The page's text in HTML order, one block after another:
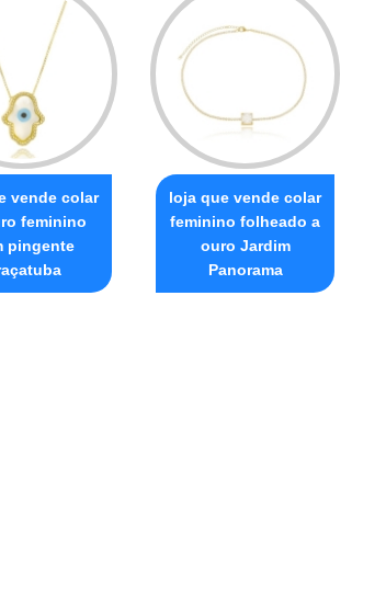
vende colar
feminino
pingente
loja que vende colar
feminino folheado a
ouro Jardim
Panorama